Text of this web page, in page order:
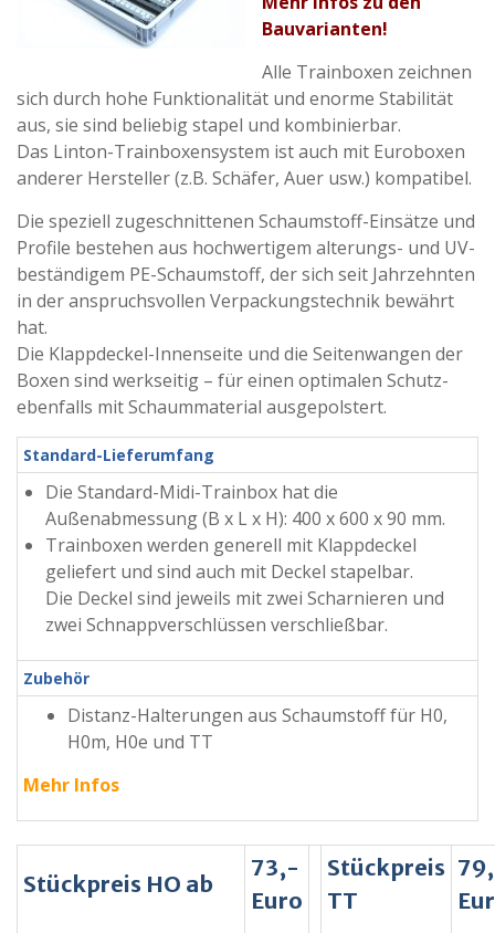
Bauvarianten!
Alle Trainboxen zeichnen
sich durch hohe Funktionalität und enorme Stabilität
aus, sie sind beliebig stapel und kombinierbar.
Das Linton-Trainboxensystem ist auch mit Euroboxen
anderer Hersteller (z.B. Schäfer, Auer usw.) kompatibel.
Die speziell zugeschnittenen Schaumstoff-Einsätze und
Profile bestehen aus hochwertigem alterungs- und UV-
beständigem PE-Schaumstoff, der sich seit Jahrzehnten
in der anspruchsvollen Verpackungstechnik bewährt
hat.
Die Klappdeckel-Innenseite und die Seitenwangen der
Boxen sind werkseitig – für einen optimalen Schutz-
ebenfalls mit Schaummaterial ausgepolstert.
Standard-Lieferumfang
Die Standard-Midi-Trainbox hat die
Außenabmessung (B x L x H): 400 x 600 x 90 mm.
Trainboxen werden generell mit Klappdeckel
geliefert und sind auch mit Deckel stapelbar.
Die Deckel sind jeweils mit zwei Scharnieren und
zwei Schnappverschlüssen verschließbar.
Zubehör
Distanz-Halterungen aus Schaumstoff für H0,
H0m, H0e und TT
Mehr Infos
Stückpreis HO ab
73,-
Euro
Stückpreis
TT